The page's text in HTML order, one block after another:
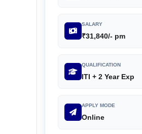
SALARY
₹31,840/- pm
QUALIFICATION
ITI + 2 Year Exp
APPLY MODE
Online